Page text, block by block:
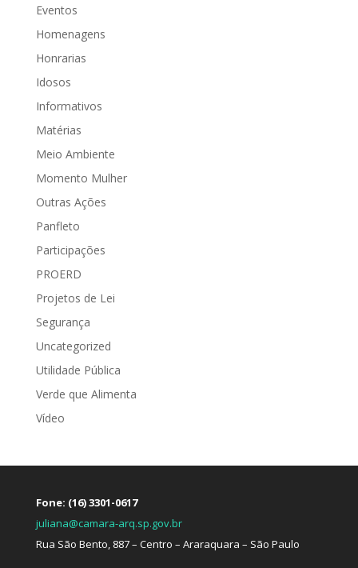
Eventos
Homenagens
Honrarias
Idosos
Informativos
Matérias
Meio Ambiente
Momento Mulher
Outras Ações
Panfleto
Participações
PROERD
Projetos de Lei
Segurança
Uncategorized
Utilidade Pública
Verde que Alimenta
Vídeo
Fone: (16) 3301-0617
juliana@camara-arq.sp.gov.br
Rua São Bento, 887 – Centro – Araraquara – São Paulo